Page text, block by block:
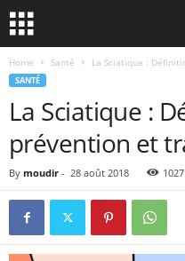
Home Santé La Sciatique :
SANTÉ
La Sciatique :
prévention et
By moudir - 28 août 2018 1027